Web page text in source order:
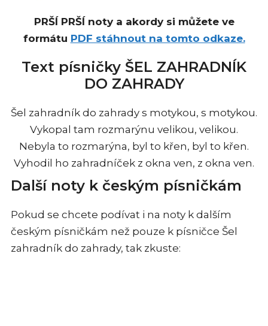
PRŠÍ PRŠÍ noty a akordy si můžete ve
formátu PDF stáhnout na tomto odkaze.
Text písničky ŠEL ZAHRADNÍK
DO ZAHRADY
Šel zahradník do zahrady s motykou, s motykou.
Vykopal tam rozmarýnu velikou, velikou.
Nebyla to rozmarýna, byl to křen, byl to křen.
Vyhodil ho zahradníček z okna ven, z okna ven.
Další noty k českým písničkám
Pokud se chcete podívat i na noty k dalším
českým písničkám než pouze k písničce Šel
zahradník do zahrady, tak zkuste: